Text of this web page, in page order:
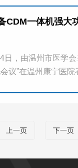
CDM一体机强大
日，由温州市医学会
议”在温州康宁医院
上一页 下一页